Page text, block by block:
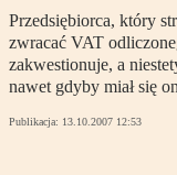
Przedsiębiorca, który
zwracać VAT
zakwestionuje, a
nawet gdyby miał się
Publikacja: 13.10.2007 12:53